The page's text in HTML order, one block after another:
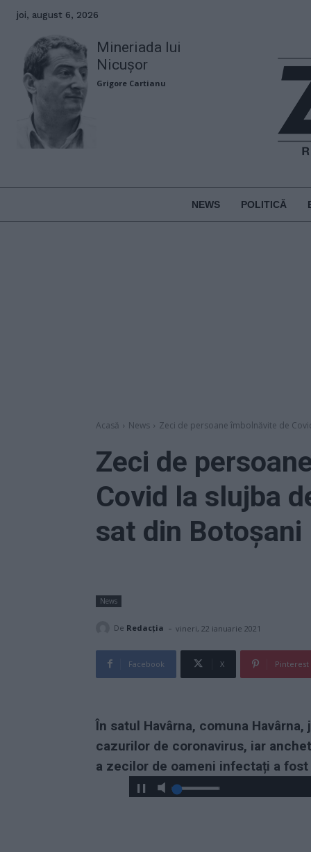
joi, august 6, 2026
Mineriada lui
Nicușor
Grigore Cartianu
NEWS POLITICĂ
Acasă News Zeci de persoane îmbolnăvite de
Zeci de
Covid la slujba
sat din Botoșani
News
De Redacţia - vineri, 22 ianuarie 2021
Facebook X Pinterest
În satul Havârna, comuna
cazurilor de coronavirus, iar
a zecilor de oameni infectați a